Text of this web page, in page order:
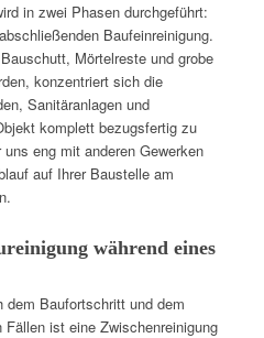
in zwei Phasen durchgeführt:
Baufeinreinigung.
Mörtelreste und grobe
konzentriert sich die
Sanitäranlagen und
komplett bezugsfertig zu
eng mit anderen Gewerken
auf Ihrer Baustelle am
während eines
Baufortschritt und dem
ist eine Zwischenreinigung